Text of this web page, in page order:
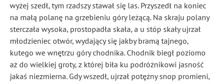
wyżej szedł, tym rzadszy stawał się las. Przyszedł na koniec
na małą polanę na grzebieniu góry leżącą. Na skraju polany
sterczała wysoka, prostopadła skała, a u stóp skały ujrzał
młodzieniec otwór, wydający się jakby bramą tajnego,
kutego we wnętrzu góry chodnika. Chodnik biegł poziomo
aż do wielkiej groty, z której biła ku podróżnikowi jasność
jakaś niezmierna. Gdy wszedł, ujrzał potężny snop promieni,